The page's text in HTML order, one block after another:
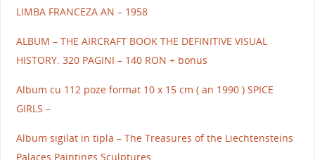
LIMBA FRANCEZA AN – 1958
ALBUM – THE AIRCRAFT BOOK THE DEFINITIVE VISUAL
HISTORY. 320 PAGINI – 140 RON + bonus
Album cu 112 poze format 10 x 15 cm ( an 1990 ) SPICE
GIRLS –
Album sigilat in tipla – The Treasures of the Liechtensteins
Palaces Paintings Sculptures